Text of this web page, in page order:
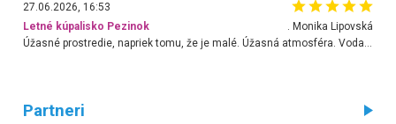
27.06.2026, 16:53
Letné kúpalisko Pezinok
. Monika Lipovská
Úžasné prostredie, napriek tomu, že je malé. Úžasná atmosféra. Voda fantastická a nádherná. Ľudí je pomerne veľa, ale su mili a ohľaduplní. Je veľmi zaujímavé sledovať, ako dokážu spolu športovať cudzí ľudia a bez ohľadu na vek. Vládne tu pohoda. Vnuka neviem dostať z vody. Ďakujem za krásny deň . Urcite sa sem vrátim. Jediný problém je s parkovaním, ale aj ten sa mi podarilo vyriešiť. Monika Bratislava
Partneri